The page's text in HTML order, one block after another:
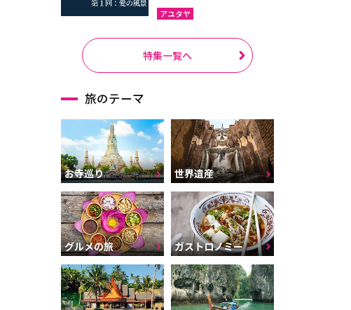
アユタヤ
特集一覧へ
旅のテーマ
お寺巡り 世界遺産
グルメの旅 ガストロノミー